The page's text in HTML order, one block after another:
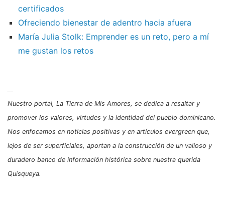
certificados
Ofreciendo bienestar de adentro hacia afuera
María Julia Stolk: Emprender es un reto, pero a mí
me gustan los retos
Nuestro portal, La Tierra de Mis Amores, se dedica a resaltar y
promover los valores, virtudes y la identidad del pueblo dominicano.
Nos enfocamos en noticias positivas y en artículos evergreen que,
lejos de ser superficiales, aportan a la construcción de un valioso y
duradero banco de información histórica sobre nuestra querida
Quisqueya.